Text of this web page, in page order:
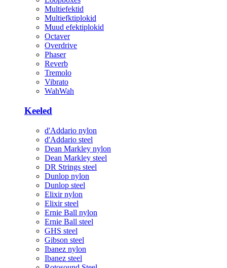
Multiefektid
Multiefktiplokid
Muud efektiplokid
Octaver
Overdrive
Phaser
Reverb
Tremolo
Vibrato
WahWah
Keeled
d'Addario nylon
d'Addario steel
Dean Markley nylon
Dean Markley steel
DR Strings steel
Dunlop nylon
Dunlop steel
Elixir nylon
Elixir steel
Ernie Ball nylon
Ernie Ball steel
GHS steel
Gibson steel
Ibanez nylon
Ibanez steel